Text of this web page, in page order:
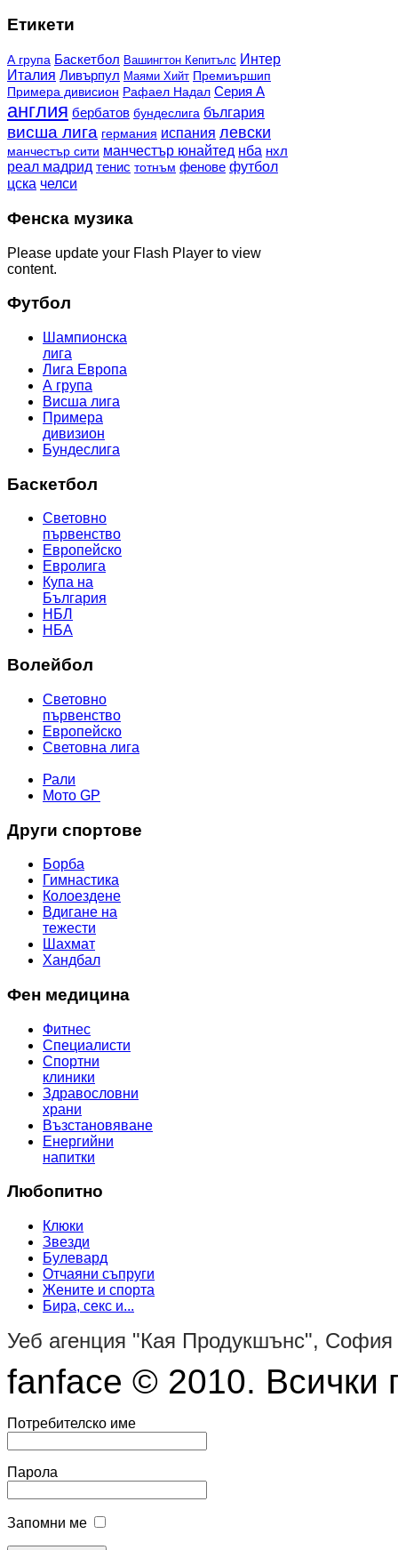
Етикети
А група Баскетбол Вашингтон Кепитълс Интер
Италия Ливърпул Маями Хийт Премиършип
Примера дивисион Рафаел Надал Серия А
англия бербатов бундеслига българия
висша лига германия испания левски
манчестър сити манчестър юнайтед нба нхл
реал мадрид тенис тотнъм фенове футбол
цска челси
Фенска музика
Please update your Flash Player to view
content.
Футбол
Шампионска
лига
Лига Европа
А група
Висша лига
Примера
дивизион
Бундеслига
Баскетбол
Световно
първенство
Европейско
Евролига
Купа на
България
НБЛ
НБА
Волейбол
Световно
първенство
Европейско
Световна лига
Рали
Мото GP
Други спортове
Борба
Гимнастика
Колоездене
Вдигане на
тежести
Шахмат
Хандбал
Фен медицина
Фитнес
Специалисти
Спортни
клиники
Здравословни
храни
Възстановяване
Енергийни
напитки
Любопитно
Клюки
Звезди
Булевард
Отчаяни съпруги
Жените и спорта
Бира, секс и...
Уеб агенция "Кая Продукшънс", София
fanface © 2010. Всички
Потребителско име
Парола
Запомни ме